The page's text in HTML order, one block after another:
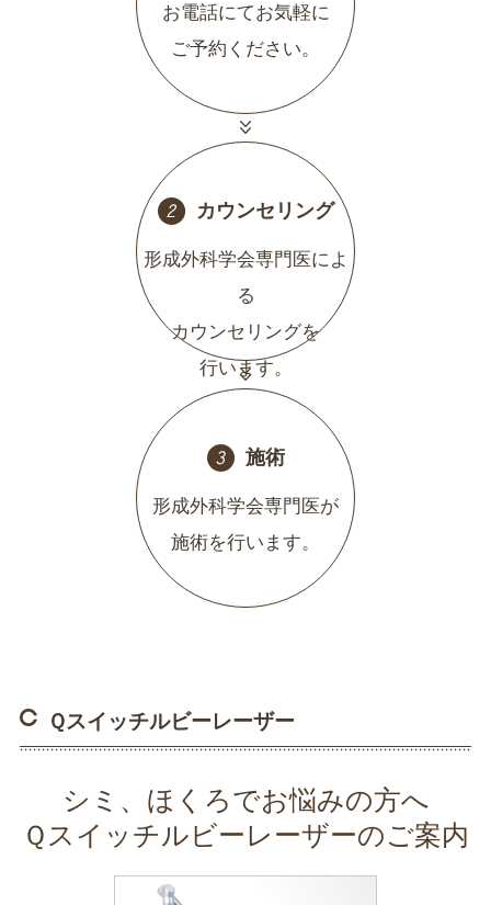
お電話にてお気軽に
ご予約ください。
カウンセリング
形成外科学会専門医によ
る
カウンセリングを
行います。
施術
形成外科学会専門医が
施術を行います。
Ｑスイッチルビーレーザー
シミ、ほくろでお悩みの方へ
Ｑスイッチルビーレーザーのご案内